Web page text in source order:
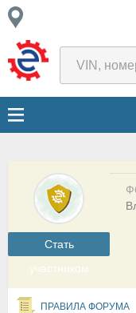
Cтать
участником
ПРАВИЛА ФОРУМА